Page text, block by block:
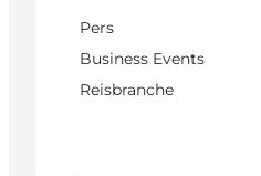
Pers
Business Events
Reisbranche